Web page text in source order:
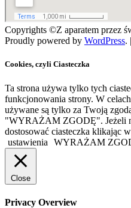
Copyrights ©Z aparatem przez
Proudly powered by WordPress. |
Cookies, czyli Ciasteczka
Ta strona używa tylko tych
funkcjonowania strony. W
używane są tylko za Twoją
"WYRAŻAM ZGODĘ". Jeżeli
dostosować ciasteczka klikając
ustawienia
WYRAŻAM
Close
Privacy Overview